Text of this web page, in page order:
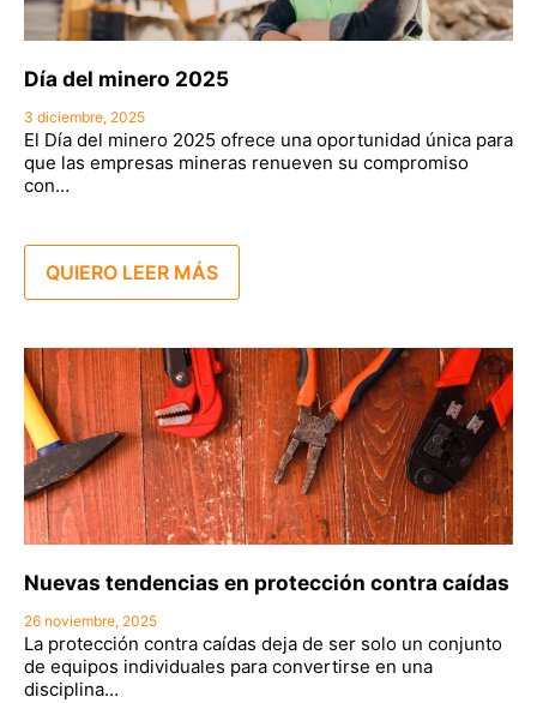
Día del minero 2025
3 diciembre, 2025
El Día del minero 2025 ofrece una oportunidad única para
que las empresas mineras renueven su compromiso
con…
QUIERO LEER MÁS
Nuevas tendencias en protección contra caídas
26 noviembre, 2025
La protección contra caídas deja de ser solo un conjunto
de equipos individuales para convertirse en una
disciplina…